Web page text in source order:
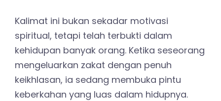
Kalimat ini bukan sekadar motivasi
spiritual, tetapi telah terbukti dalam
kehidupan banyak orang. Ketika seseorang
mengeluarkan zakat dengan penuh
keikhlasan, ia sedang membuka pintu
keberkahan yang luas dalam hidupnya.